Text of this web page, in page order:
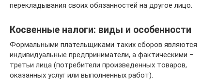
перекладывания своих обязанностей на другое лицо.
Косвенные налоги: виды и особенности
Формальными плательщиками таких сборов являются
индивидуальные предприниматели, а фактическими –
третьи лица (потребители произведенных товаров,
оказанных услуг или выполненных работ).